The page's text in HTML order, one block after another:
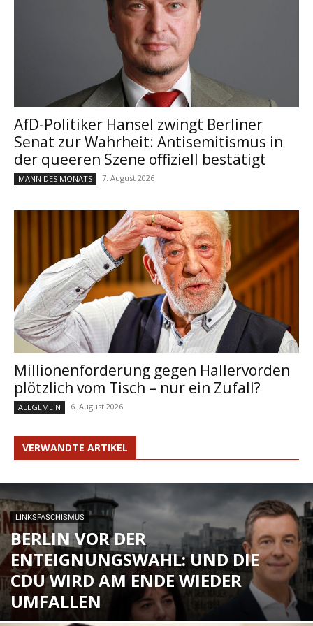
AfD-Politiker Hansel zwingt Berliner
Senat zur Wahrheit: Antisemitismus in
der queeren Szene offiziell bestätigt
MANN DES MONATS 7. August 2026
Millionenforderung gegen Hallervorden
plötzlich vom Tisch – nur ein Zufall?
ALLGEMEIN 6. August 2026
VERWANDTE ARTIKEL
LINKSFASCHISMUS
BERLIN VOR DER
ENTEIGNUNGSWAHL: UND DIE
CDU WIRD AM ENDE WIEDER
UMFALLEN